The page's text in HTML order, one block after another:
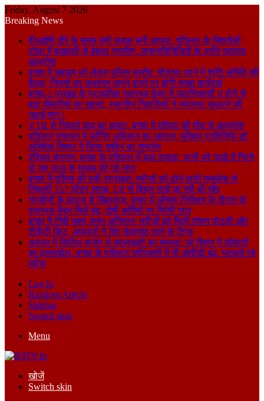
Friday, August 7 2026
Breaking News
वीआईपी दौरे के समय बनी सड़क बनी आफत, पतिलार के मिश्रौली
टोला में बदहाली से बेहाल ग्रामीण, जनप्रतिनिधियों के प्रति गहराया
आक्रोश
बगहा में चहलूम को लेकर पुलिस मुस्तैद: चौतरवा थाने में शांति समिति की
बैठक, नियमों का उल्लंघन करने वालों पर होगी सख्त कार्रवाई
बगहा-1 प्रखंड के प्राथमिक स्वास्थ्य केंद्र में जलनिकासी न होने से
बढ़ा बीमारियों का खतरा, स्थानीय निवासियों ने व्यवस्था सुधारने की
उठाई मांग।
VTR से निकले बाघ का हमला, बगहा में महिला की मौत से आक्रोश
पतिलार पंचायत में फॉगिंग अभियान का आगाज, मुखिया प्रतिनिधि डॉ.
अभिषेक मिश्रा ने किया मशीन का शुभारंभ
पश्चिम चंपारण: बगहा के पतिलार में बड़ा हादसा, पानी भरे गड्ढे में गिरने
से एक साल के मासूम की गई जान
बगहा में पुलिस की बड़ी स्ट्राइक: मरीजों को ढोने वाली एम्बुलेंस से
निकली 157 लीटर शराब, UP से बिहार लाई जा रही थी खेप
ग्रामीणों के इलाज से खिलवाड़: बगहा में औचक निरीक्षण के दौरान दो
स्वास्थ्य केंद्र मिले बंद, दोषी कर्मियों पर गिरेगी गाज
बगहा में टीबी मुक्त भारत अभियान: मरीजों को मिली पोषण पोटली और
टीपीटी किट, अफसरों ने दिए सेहतमंद रहने के टिप्स
अरवल में सिविल सर्जन से बदसलूकी का मामला: पूरे बिहार में डॉक्टरों
का हल्लाबोल, बगहा के पतिलार एपीएचसी में भी ओपीडी बंद, भटकते रहे
मरीज
Log In
Random Article
Sidebar
Switch skin
Menu
खोजें
Switch skin